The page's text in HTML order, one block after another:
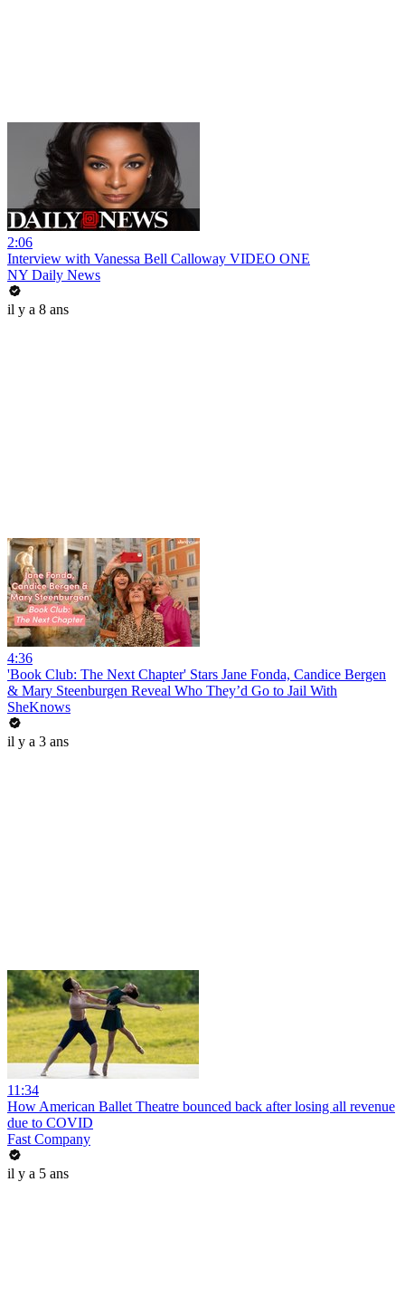
2:06
Interview with Vanessa Bell Calloway VIDEO ONE
NY Daily News
il y a 8 ans
4:36
'Book Club: The Next Chapter' Stars Jane Fonda, Candice Bergen
& Mary Steenburgen Reveal Who They’d Go to Jail With
SheKnows
il y a 3 ans
11:34
How American Ballet Theatre bounced back after losing all revenue
due to COVID
Fast Company
il y a 5 ans